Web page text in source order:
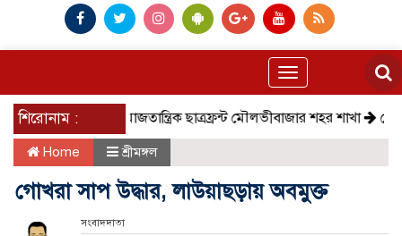
Toggle
navigation
শিরোনাম :সমাজতান্ত্রিক ছাত্রফ্রন্ট মৌলভীবাজার শহর শাখা কেমন আছে
Home শ্রীমঙ্গল
গোখরা সাপ উদ্ধার, লাউয়াছড়ায় অবমুক্ত
সংবাদদাতা